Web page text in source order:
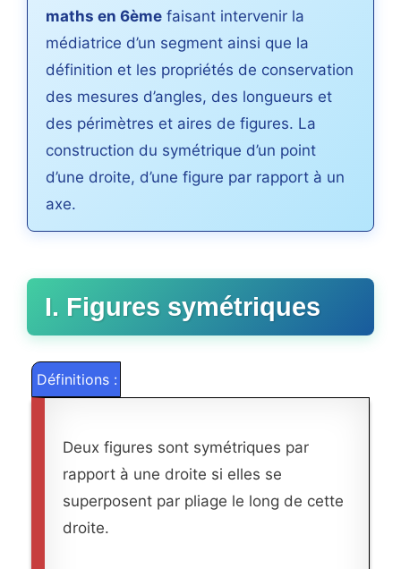
maths en 6ème faisant intervenir la
médiatrice d’un segment ainsi que la
définition et les propriétés de conservation
des mesures d’angles, des longueurs et
des périmètres et aires de figures. La
construction du symétrique d’un point
d’une droite, d’une figure par rapport à un
axe.
I. Figures symétriques
Définitions :
Deux figures sont symétriques par
rapport à une droite si elles se
superposent par pliage le long de cette
droite.